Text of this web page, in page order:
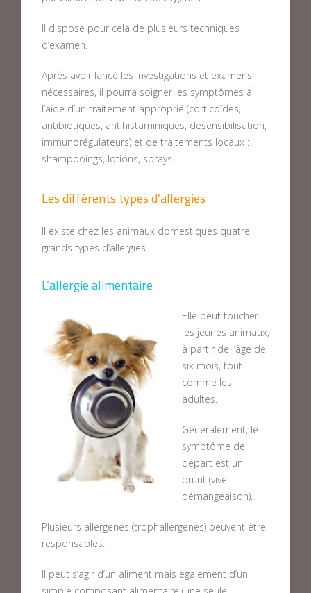
Il dispose pour cela de plusieurs techniques
d’examen.
Après avoir lancé les investigations et examens
nécessaires, il pourra soigner les symptômes à
l’aide d’un traitement approprié (corticoïdes,
antibiotiques, antihistaminiques, désensibilisation,
immunorégulateurs) et de traitements locaux :
shampooings, lotions, sprays…
Les différents types d’allergies
Il existe chez les animaux domestiques quatre
grands types d’allergies.
L’allergie alimentaire
Elle peut toucher
les jeunes animaux,
à partir de l’âge de
six mois, tout
comme les
adultes.
Généralement, le
symptôme de
départ est un
prurit (vive
démangeaison).
Plusieurs allergènes (trophallergènes) peuvent être
responsables.
Il peut s’agir d’un aliment mais également d’un